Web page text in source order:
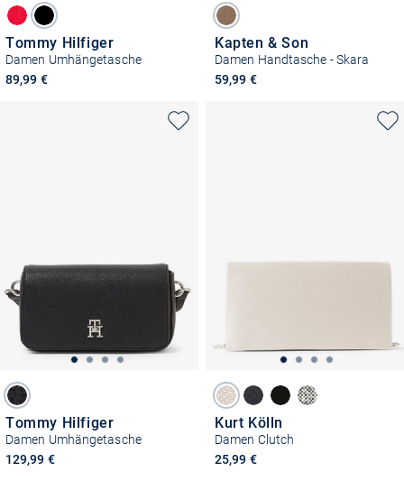
Tommy Hilfiger
Damen Umhängetasche
89,99 €
Kapten & Son
Damen Handtasche - Skara
59,99 €
Tommy Hilfiger
Damen Umhängetasche
129,99 €
Kurt Kölln
Damen Clutch
25,99 €